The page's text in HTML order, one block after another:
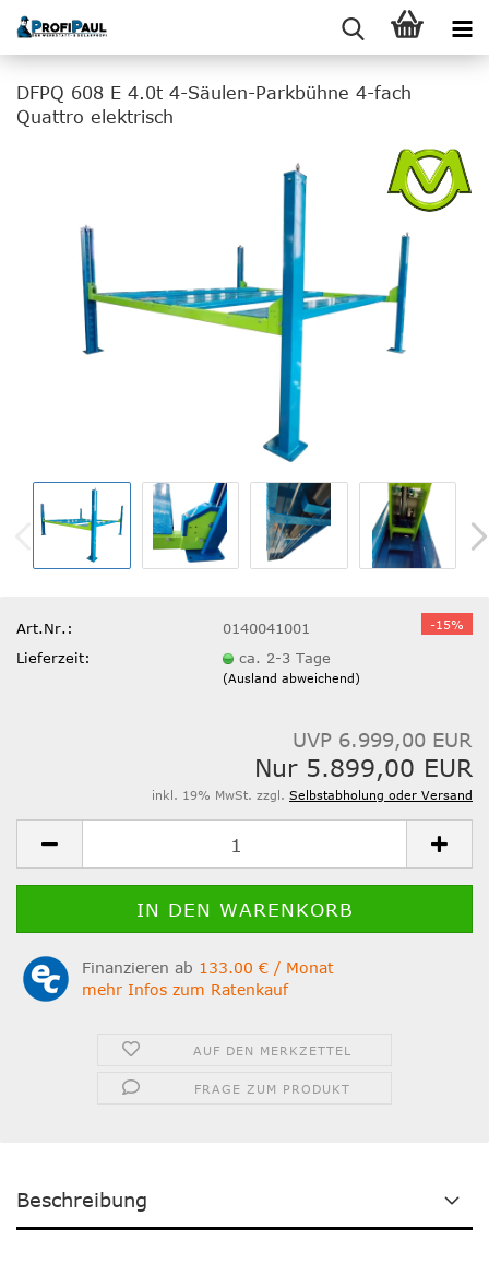
DFPQ 608 E 4.0t 4-Säulen-Parkbühne 4-fach
Quattro elektrisch
-15%
Art.Nr.:
0140041001
Lieferzeit:
ca. 2-3 Tage
(Ausland abweichend)
UVP 6.999,00 EUR
Nur 5.899,00 EUR
inkl. 19% MwSt. zzgl. Selbstabholung oder Versand
Finanzieren ab 133.00 € / Monat
mehr Infos zum Ratenkauf
AUF DEN MERKZETTEL
FRAGE ZUM PRODUKT
Beschreibung